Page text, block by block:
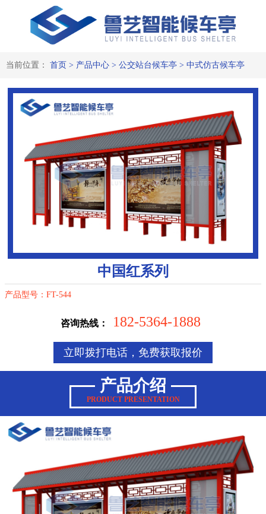
当前位置： 首页 > 产品中心> 公交站台候车亭> 中式仿古候车亭
中国红系列
产品型号：FT-544
咨询热线： 182-5364-1888
立即拨打电话，免费获取报价
产品介绍
PRODUCT PRESENTATION